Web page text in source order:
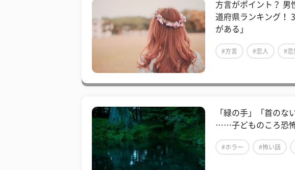
方言がポイント？ 男
道府県ランキング！
がある」
#方言 #恋人 #恋
「緑の手」「首のな
……子どものころ恐怖
#ホラー #怖い話